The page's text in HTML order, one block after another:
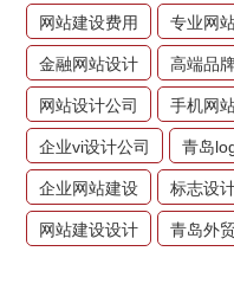
网站建设费用 专业网
金融网站设计 高端品
网站设计公司 手机网
企业vi设计公司 青岛
企业网站建设 标志设
网站建设设计 青岛外